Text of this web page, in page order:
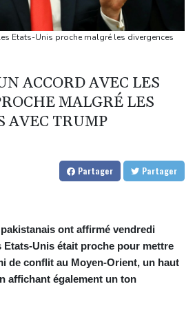
monte contre un vaste réseau de
cèdent à la tentation de l'exil
la centrale de Golfech de nouveau
Etats-Unis proche malgré les divergences
ACCORD AVEC LES
MALGRÉ LES
AVEC TRUMP
Partager Partager
ont affirmé vendredi
Etats-Unis était proche pour mettre
de conflit au Moyen-Orient, un haut
affichant également un ton